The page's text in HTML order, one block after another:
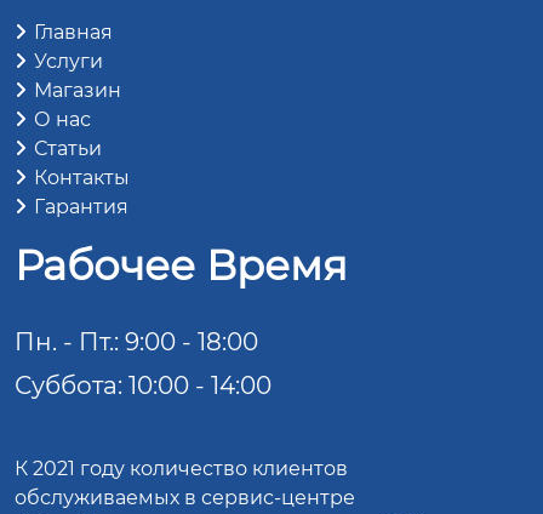
Главная
Услуги
Магазин
О нас
Статьи
Контакты
Гарантия
Рабочее Время
Пн. - Пт.: 9:00 - 18:00
Суббота: 10:00 - 14:00
К 2021 году количество клиентов
обслуживаемых в сервис-центре